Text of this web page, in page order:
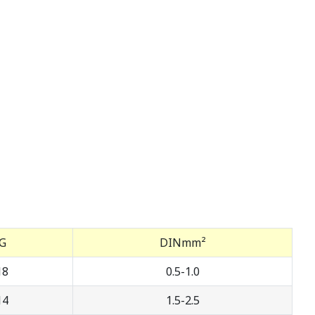
DINmm²
0.5-1.0
1.5-2.5